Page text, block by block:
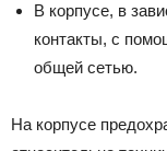
В корпусе, в
контакты, с
общей сетью.
На корпусе